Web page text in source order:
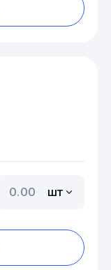
шт